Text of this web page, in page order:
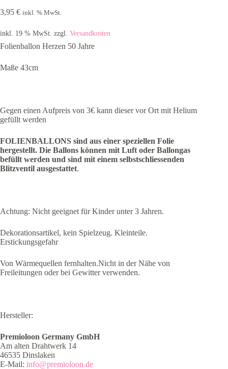
3,95 € inkl. % MwSt.
inkl. 19 % MwSt. zzgl. Versandkosten
Folienballon Herzen 50 Jahre
Maße 43cm
Gegen einen Aufpreis von 3€ kann dieser vor Ort mit Helium
gefüllt werden
FOLIENBALLONS sind aus einer speziellen Folie
hergestellt. Die Ballons können mit Luft oder Ballongas
befüllt werden und sind mit einem selbstschliessenden
Blitzventil ausgestattet.
Achtung: Nicht geeignet für Kinder unter 3 Jahren.
Dekorationsartikel, kein Spielzeug. Kleinteile.
Erstickungsgefahr
Von Wärmequellen fernhalten.Nicht in der Nähe von
Freileitungen oder bei Gewitter verwenden.
Hersteller:
Premioloon Germany GmbH
Am alten Drahtwerk 14
46535 Dinslaken
E-Mail: info@premioloon.de